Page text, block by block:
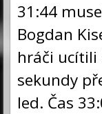
31:44
Bogdan
hráči ucítili
sekundy
led. Čas